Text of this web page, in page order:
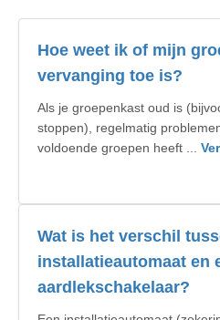
Hoe weet ik of mijn
vervanging toe is?
Als je groepenkast oud is
stoppen), regelmatig
voldoende groepen heeft ...
Wat is het verschil
installatieautomaat en
aardlekschakelaar?